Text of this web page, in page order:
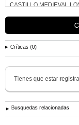
CASTILLO
Ver
Críticas (0)
Tienes que estar
Busquedas relacionadas